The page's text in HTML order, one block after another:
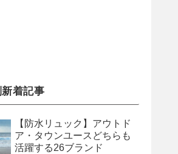
着記事
【防水リュック】アウトド
ア・タウンユースどちらも
活躍する26ブランド